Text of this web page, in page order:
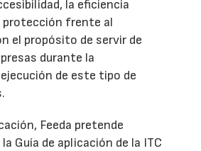
la eficiencia
protección frente al
el propósito de servir de
durante la
de este tipo de
Feeda pretende
Guía de aplicación de la ITC